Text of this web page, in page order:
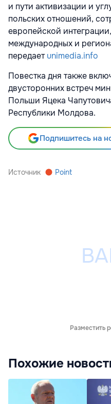
и пути активизации и
польских отношений,
европейской
международных и
передаетunimedia.info
Повестка дня также
двусторонних встреч
Польши Яцека
Республики Молдова.
Подпишитесь на
Источник Point
Разместить
Похожие